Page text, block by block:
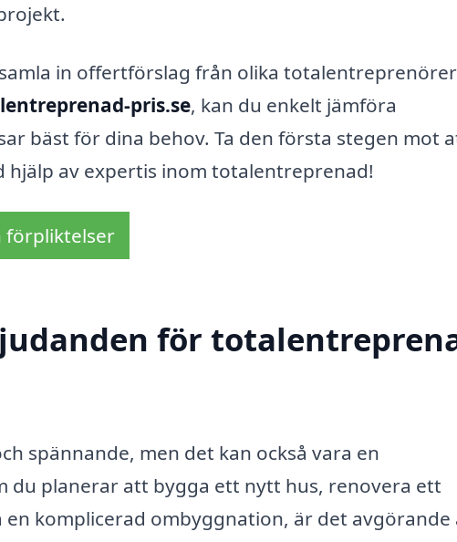
in offertförslag från olika
pris.se, kan du enkelt jämföra
bäst för dina behov. Ta den första stegen mot
av expertis inom totalentreprenad!
förpliktelser
för
spännande, men det kan också vara en
du planerar att bygga ett nytt hus, renovera ett
komplicerad ombyggnation, är det avgörande